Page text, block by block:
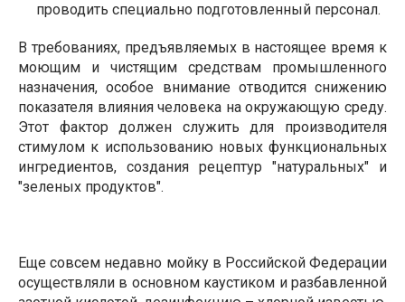
проводить специально подготовленный персонал.
В требованиях, предъявляемых в настоящее время к
моющим и чистящим средствам промышленного
назначения, особое внимание отводится снижению
показателя влияния человека на окружающую среду.
Этот фактор должен служить для производителя
стимулом к использованию новых функциональных
ингредиентов, создания рецептур "натуральных" и
"зеленых продуктов".
Еще совсем недавно мойку в Российской Федерации
осуществляли в основном каустиком и разбавленной